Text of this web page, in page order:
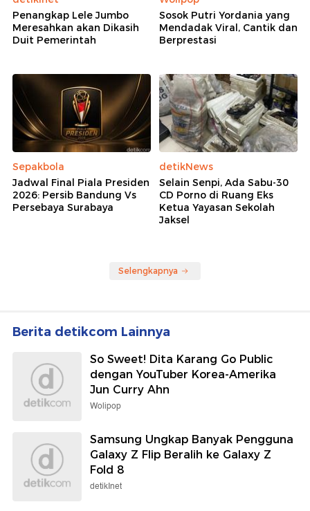
Penangkap Lele Jumbo
Meresahkan akan Dikasih
Duit Pemerintah
Sosok Putri Yordania yang
Mendadak Viral, Cantik dan
Berprestasi
Sepakbola
Jadwal Final Piala Presiden
2026: Persib Bandung Vs
Persebaya Surabaya
detikNews
Selain Senpi, Ada Sabu-30
CD Porno di Ruang Eks
Ketua Yayasan Sekolah
Jaksel
Selengkapnya
Berita detikcom Lainnya
So Sweet! Dita Karang Go Public
dengan YouTuber Korea-Amerika
Jun Curry Ahn
Wolipop
Samsung Ungkap Banyak Pengguna
Galaxy Z Flip Beralih ke Galaxy Z
Fold 8
detikInet